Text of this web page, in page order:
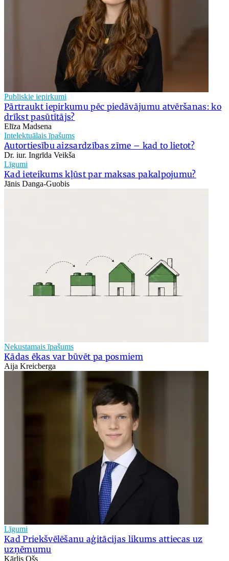
Publiskie iepirkumi
Pārtraukt iepirkumu pēc piedāvājumu atvēršanas: ko
drīkst pasūtītājs?
Elīza Madsena
Intelektuālais īpašums
Autortiesību aizsardzības zīme – kad to lietot?
Dr. iur. Ingrīda Veikša
Līgumi
Kad ieteikums kļūst par maksas pakalpojumu?
Jānis Danga-Guobis
Nekustamais īpašums
Kādas ēkas var būvēt pa posmiem
Aija Kreicberga
Līgumi
Kad Priekšvēlēšanu aģitācijas likums attiecas uz
uzņēmumu
Kārlis Ošs